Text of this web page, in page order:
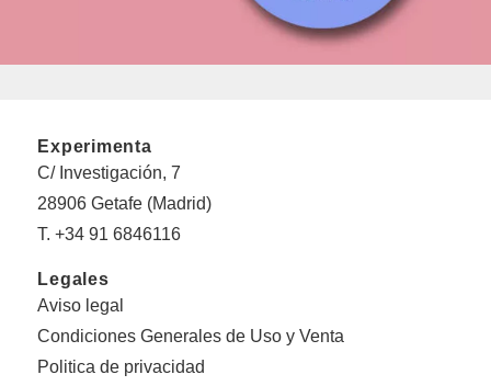
Experimenta
C/ Investigación, 7
28906 Getafe (Madrid)
T. +34 91 6846116
Legales
Aviso legal
Condiciones Generales de Uso y Venta
Politica de privacidad